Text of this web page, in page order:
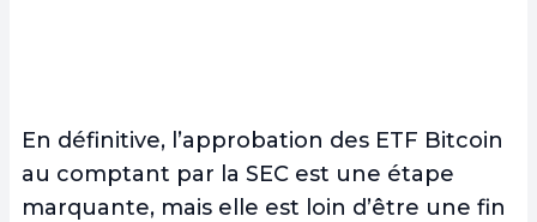
En définitive, l’approbation des ETF Bitcoin
au comptant par la SEC est une étape
marquante, mais elle est loin d’être une fin